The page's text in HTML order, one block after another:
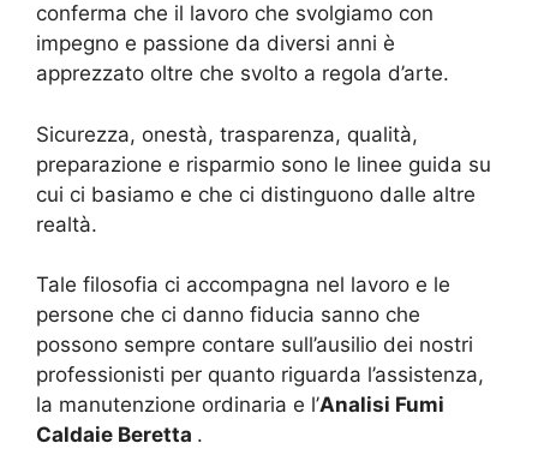
conferma che il lavoro che svolgiamo con
impegno e passione da diversi anni è
apprezzato oltre che svolto a regola d’arte.
Sicurezza, onestà, trasparenza, qualità,
preparazione e risparmio sono le linee guida su
cui ci basiamo e che ci distinguono dalle altre
realtà.
Tale filosofia ci accompagna nel lavoro e le
persone che ci danno fiducia sanno che
possono sempre contare sull’ausilio dei nostri
professionisti per quanto riguarda l’assistenza,
la manutenzione ordinaria e l’Analisi Fumi
Caldaie Beretta .